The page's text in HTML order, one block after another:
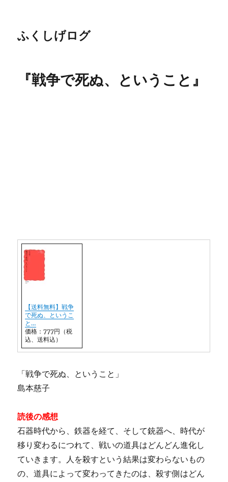
ふくしげログ
『戦争で死ぬ、ということ』
【送料無料】戦争
で死ぬ、というこ
と…
価格：777円（税
込、送料込）
「戦争で死ぬ、ということ」
島本慈子
読後の感想
石器時代から、鉄器を経て、そして銃器へ、時代が
移り変わるにつれて、戦いの道具はどんどん進化し
ていきます。人を殺すという結果は変わらないもの
の、道具によって変わってきたのは、殺す側はどん